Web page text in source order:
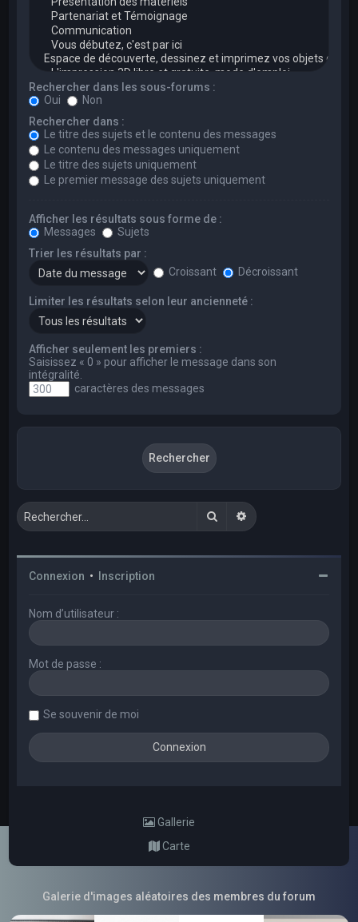
Rechercher dans les sous-forums :
Oui
Non
Rechercher dans :
Le titre des sujets et le contenu des messages
Le contenu des messages uniquement
Le titre des sujets uniquement
Le premier message des sujets uniquement
Afficher les résultats sous forme de :
Messages
Sujets
Trier les résultats par :
Croissant
Décroissant
Limiter les résultats selon leur ancienneté :
Afficher seulement les premiers :
Saisissez « 0 » pour afficher le message dans son
intégralité.
caractères des messages
RechercherRecherche avancée
Connexion • Inscription
Nom d’utilisateur :
Mot de passe :
Se souvenir de moi
Gallerie
Carte
Galerie d'images aléatoires des membres du forum